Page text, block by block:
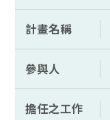
計畫名稱
參與人
擔任之工作